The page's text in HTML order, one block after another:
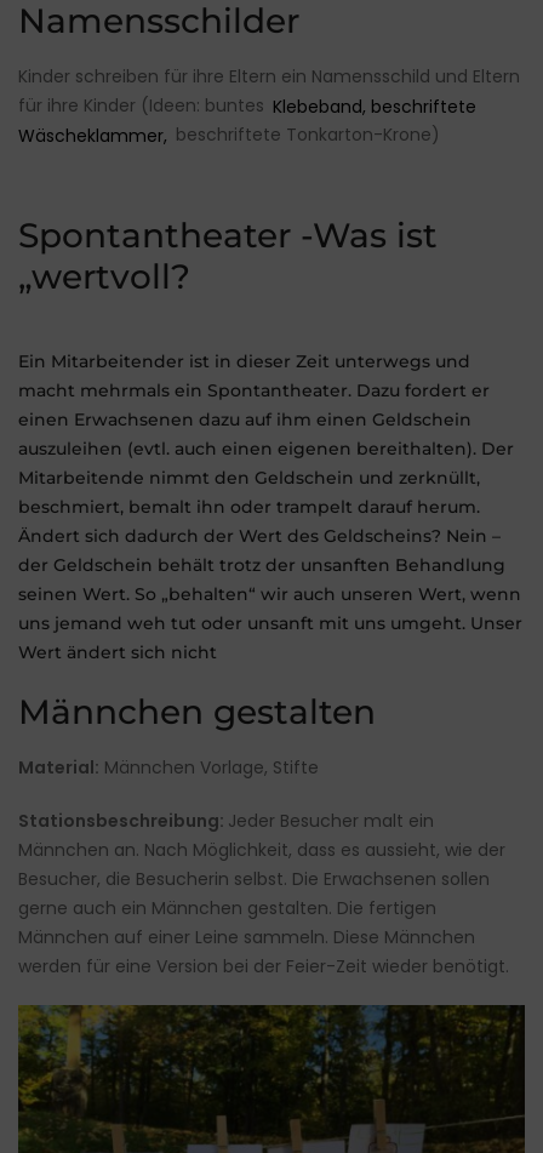
Namensschilder
Kinder schreiben für ihre Eltern ein Namensschild und Eltern
für ihre Kinder (Ideen: buntes Klebeband, beschriftete
Wäscheklammer, beschriftete Tonkarton-Krone)
Spontantheater -Was ist
„wertvoll?
Ein Mitarbeitender ist in dieser Zeit unterwegs und
macht mehrmals ein Spontantheater. Dazu fordert er
einen Erwachsenen dazu auf ihm einen Geldschein
auszuleihen (evtl. auch einen eigenen bereithalten). Der
Mitarbeitende nimmt den Geldschein und zerknüllt,
beschmiert, bemalt ihn oder trampelt darauf herum.
Ändert sich dadurch der Wert des Geldscheins? Nein –
der Geldschein behält trotz der unsanften Behandlung
seinen Wert. So „behalten“ wir auch unseren Wert, wenn
uns jemand weh tut oder unsanft mit uns umgeht. Unser
Wert ändert sich nicht
Männchen gestalten
Material: Männchen Vorlage, Stifte
Stationsbeschreibung: Jeder Besucher malt ein
Männchen an. Nach Möglichkeit, dass es aussieht, wie der
Besucher, die Besucherin selbst. Die Erwachsenen sollen
gerne auch ein Männchen gestalten. Die fertigen
Männchen auf einer Leine sammeln. Diese Männchen
werden für eine Version bei der Feier-Zeit wieder benötigt.